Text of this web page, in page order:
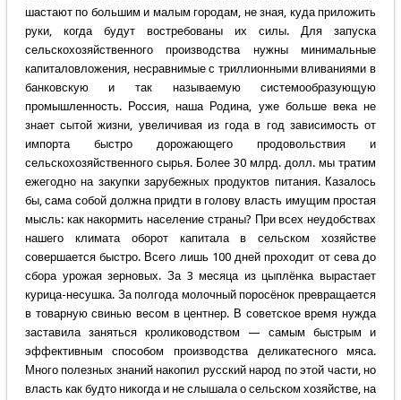
шастают по большим и малым городам, не зная, куда приложить
руки, когда будут востребованы их силы. Для запуска
сельскохозяйственного производства нужны минимальные
капиталовложения, несравнимые с триллионными вливаниями в
банковскую и так называемую системообразующую
промышленность. Россия, наша Родина, уже больше века не
знает сытой жизни, увеличивая из года в год зависимость от
импорта быстро дорожающего продовольствия и
сельскохозяйственного сырья. Более 30 млрд. долл. мы тратим
ежегодно на закупки зарубежных продуктов питания. Казалось
бы, сама собой должна придти в голову власть имущим простая
мысль: как накормить население страны? При всех неудобствах
нашего климата оборот капитала в сельском хозяйстве
совершается быстро. Всего лишь 100 дней проходит от сева до
сбора урожая зерновых. За 3 месяца из цыплёнка вырастает
курица-несушка. За полгода молочный поросёнок превращается
в товарную свинью весом в центнер. В советское время нужда
заставила заняться кролиководством — самым быстрым и
эффективным способом производства деликатесного мяса.
Много полезных знаний накопил русский народ по этой части, но
власть как будто никогда и не слышала о сельском хозяйстве, на